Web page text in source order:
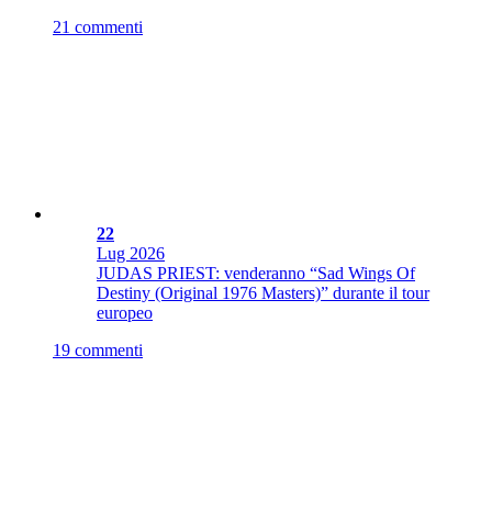
21 commenti
22
Lug 2026
JUDAS PRIEST: venderanno “Sad Wings Of
Destiny (Original 1976 Masters)” durante il tour
europeo
19 commenti